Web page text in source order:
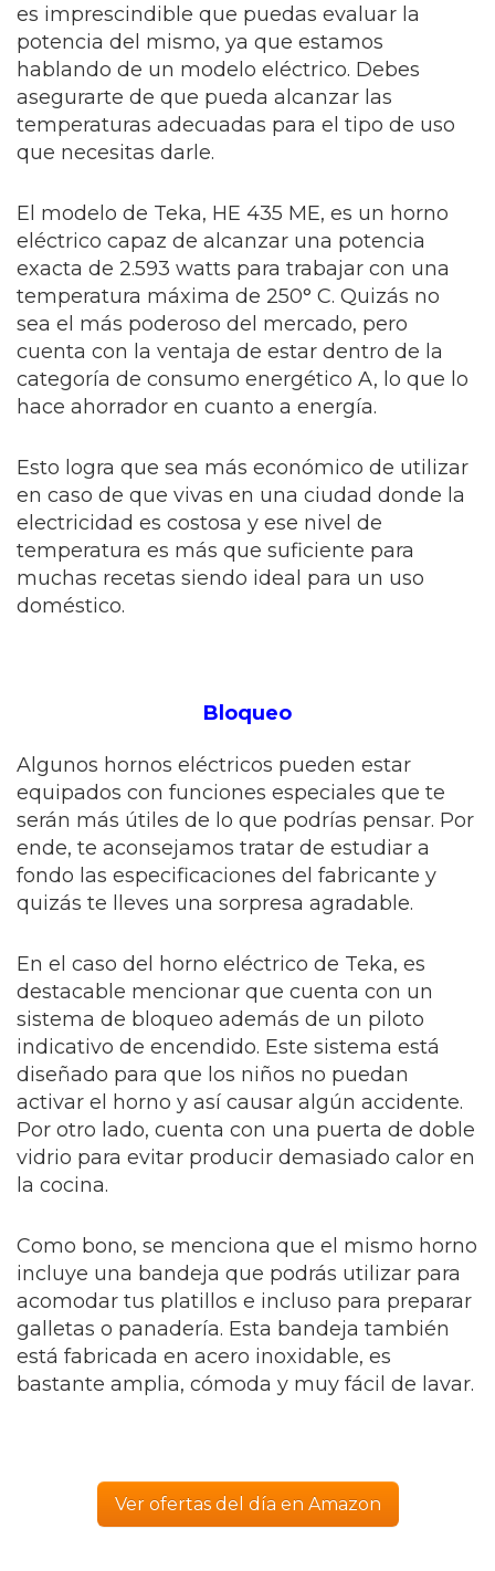
es imprescindible que puedas evaluar la
potencia del mismo, ya que estamos
hablando de un modelo eléctrico. Debes
asegurarte de que pueda alcanzar las
temperaturas adecuadas para el tipo de uso
que necesitas darle.
El modelo de Teka, HE 435 ME, es un horno
eléctrico capaz de alcanzar una potencia
exacta de 2.593 watts para trabajar con una
temperatura máxima de 250° C. Quizás no
sea el más poderoso del mercado, pero
cuenta con la ventaja de estar dentro de la
categoría de consumo energético A, lo que lo
hace ahorrador en cuanto a energía.
Esto logra que sea más económico de utilizar
en caso de que vivas en una ciudad donde la
electricidad es costosa y ese nivel de
temperatura es más que suficiente para
muchas recetas siendo ideal para un uso
doméstico.
Bloqueo
Algunos hornos eléctricos pueden estar
equipados con funciones especiales que te
serán más útiles de lo que podrías pensar. Por
ende, te aconsejamos tratar de estudiar a
fondo las especificaciones del fabricante y
quizás te lleves una sorpresa agradable.
En el caso del horno eléctrico de Teka, es
destacable mencionar que cuenta con un
sistema de bloqueo además de un piloto
indicativo de encendido. Este sistema está
diseñado para que los niños no puedan
activar el horno y así causar algún accidente.
Por otro lado, cuenta con una puerta de doble
vidrio para evitar producir demasiado calor en
la cocina.
Como bono, se menciona que el mismo horno
incluye una bandeja que podrás utilizar para
acomodar tus platillos e incluso para preparar
galletas o panadería. Esta bandeja también
está fabricada en acero inoxidable, es
bastante amplia, cómoda y muy fácil de lavar.
Ver ofertas del día en Amazon